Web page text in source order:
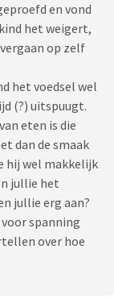
en vond
het weigert,
op zelf
het voedsel wel
(?) uitspuugt.
eten is die
dan de smaak
hij wel makkelijk
jullie het
jullie erg aan?
spanning
over hoe